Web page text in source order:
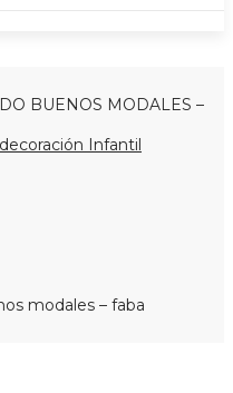
BUENOS MODALES –
Infantil
modales – faba